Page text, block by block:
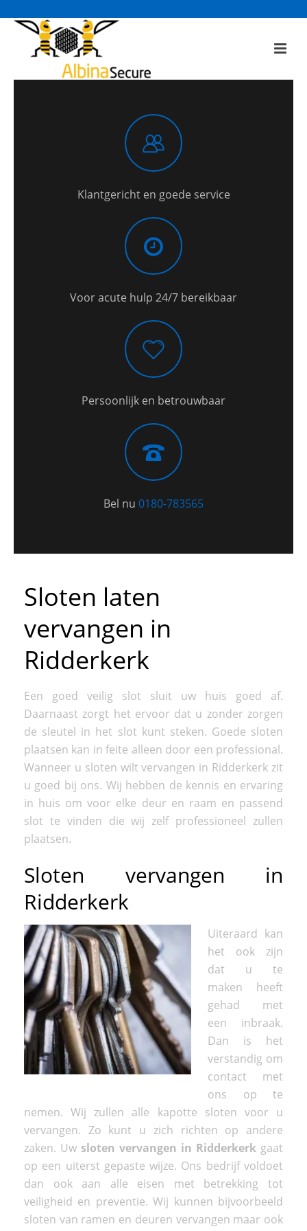
Klantgericht en goede service
Voor acute hulp 24/7 bereikbaar
Persoonlijk en betrouwbaar
Bel nu 0180-783565
Sloten laten
vervangen in
Ridderkerk
Een goed veilig slot sluit uw huis goed af.
Daarnaast zorgt het ervoor dat u zonder zorgen
de sleutel in het slot kunt steken. Goede sloten
plaatsen kan in feite alleen door een professional.
Wanneer u sloten wilt vervangen in Ridderkerk zit
u goed bij ons. Wij hebben de kennis en ervaring
in huis om voor elke deur en raam en passend
slot te vinden die wij zelf professioneel zullen
plaatsen.
Sloten vervangen in
Ridderkerk
Uiteraard kan
het ook zijn
dat u te
maken heeft
gehad met
een inbraak.
Dan is het
verstandig om
contact met
ons op te
nemen. Wij zullen alle kapotte sloten voor u
vervangen. Zo kunt u zich richten op andere
zaken. Uw sloten vervangen in Ridderkerk gaat
op een uiterst gepaste wijze. Ons bedrijf voldoet
dan ook aan alle eisen met betrekking tot
veiligheid en preventie. Wij kunnen bijvoorbeeld
sloten van ramen en deuren vervangen maar ook